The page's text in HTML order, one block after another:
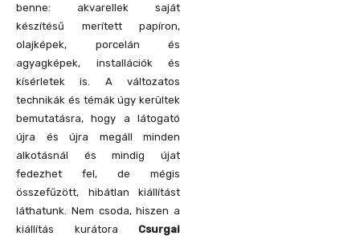
benne: akvarellek saját
készítésű merített papíron,
olajképek, porcelán és
agyagképek, installációk és
kísérletek is. A változatos
technikák és témák úgy kerültek
bemutatásra, hogy a látogató
újra és újra megáll minden
alkotásnál és mindig újat
fedezhet fel, de mégis
összefűzött, hibátlan kiállítást
láthatunk. Nem csoda, hiszen a
kiállítás kurátora Csurgai